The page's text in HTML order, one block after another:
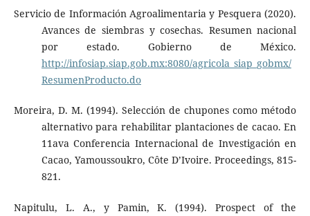
Servicio de Información Agroalimentaria y Pesquera (2020).
Avances de siembras y cosechas. Resumen nacional
por estado. Gobierno de México.
http://infosiap.siap.gob.mx:8080/agricola_siap_gobmx/
ResumenProducto.do
Moreira, D. M. (1994). Selección de chupones como método
alternativo para rehabilitar plantaciones de cacao. En
11ava Conferencia Internacional de Investigación en
Cacao, Yamoussoukro, Côte D’Ivoire. Proceedings, 815-
821.
Napitulu, L. A., y Pamin, K. (1994). Prospect of the